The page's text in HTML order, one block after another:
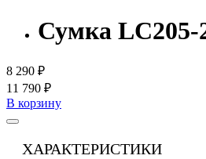
Сумка LC205-
8 290 ₽
11 790 ₽
В корзину
ХАРАКТЕРИСТИКИ